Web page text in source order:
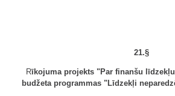
21.§
Rīkojuma projekts "Par finanšu
budžeta programmas "Līdzekļi